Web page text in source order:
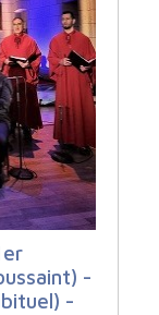
-
-